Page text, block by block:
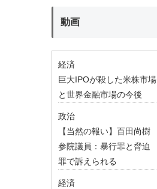
動画
経済
巨大IPOが殺した米株市場
と世界金融市場の今後
政治
【当然の報い】百田尚樹
参院議員：暴行罪と脅迫
罪で訴えられる
経済